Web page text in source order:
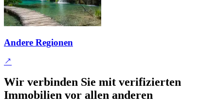
Andere Regionen
Wir verbinden Sie mit verifizierten
Immobilien vor allen anderen